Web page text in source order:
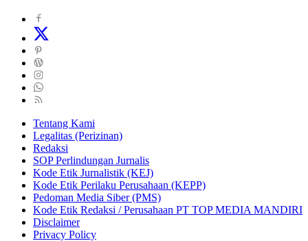
Tentang Kami
Legalitas (Perizinan)
Redaksi
SOP Perlindungan Jurnalis
Kode Etik Jurnalistik (KEJ)
Kode Etik Perilaku Perusahaan (KEPP)
Pedoman Media Siber (PMS)
Kode Etik Redaksi / Perusahaan PT TOP MEDIA MANDIRI
Disclaimer
Privacy Policy